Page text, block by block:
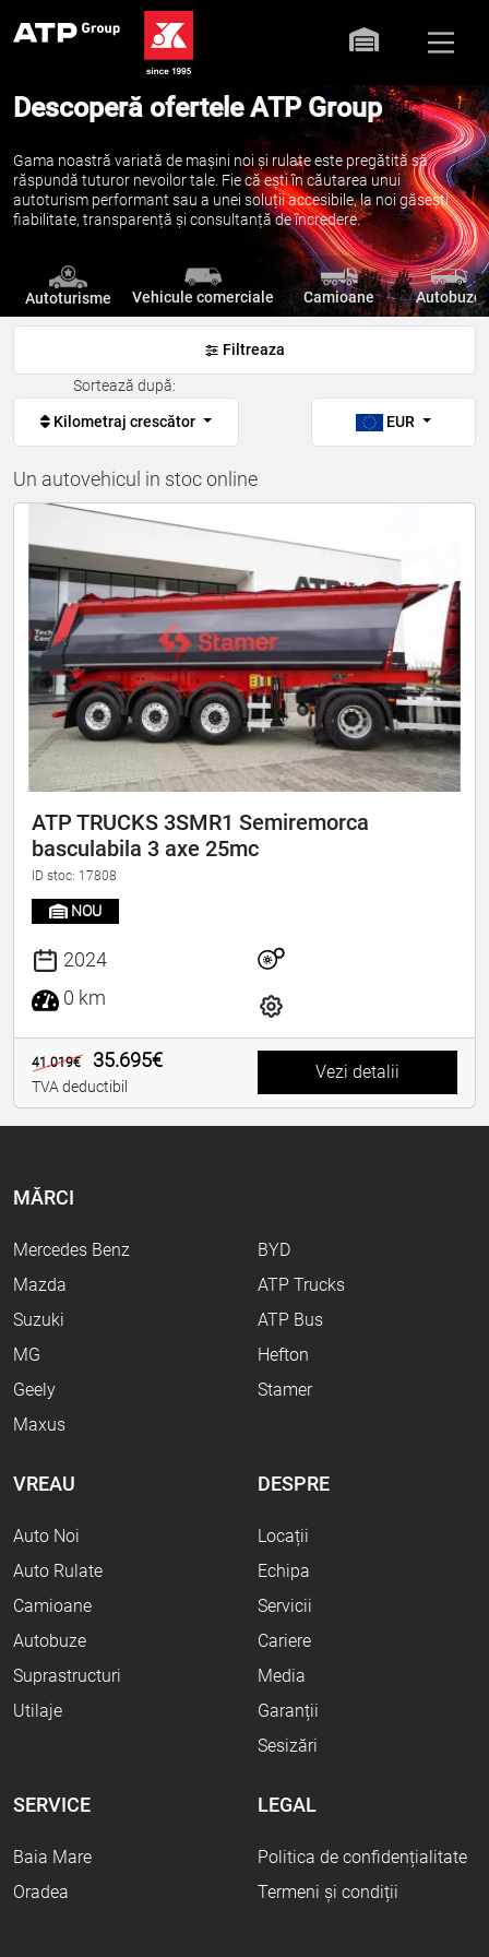
Descoperă ofertele ATP Group
Gama noastră variată de mașini noi și rulate este pregătită să
răspundă tuturor nevoilor tale. Fie că ești în căutarea unui
autoturism performant sau a unei soluții accesibile, la noi găsești
fiabilitate, transparență și consultanță de încredere.
Autoturisme Vehicule comerciale Camioane Autobuze
Filtreaza
Sortează după:
Kilometraj crescător EUR
Un autovehicul in stoc online
ATP TRUCKS 3SMR1 Semiremorca
basculabila 3 axe 25mc
ID stoc: 17808
NOU
2024
0 km
41.019€ 35.695€
TVA deductibil
Vezi detalii
MĂRCI
Mercedes Benz
Mazda
Suzuki
MG
Geely
Maxus
BYD
ATP Trucks
ATP Bus
Hefton
Stamer
VREAU
Auto Noi
Auto Rulate
Camioane
Autobuze
Suprastructuri
Utilaje
DESPRE
Locații
Echipa
Servicii
Cariere
Media
Garanții
Sesizări
SERVICE
Baia Mare
Oradea
LEGAL
Politica de confidențialitate
Termeni și condiții